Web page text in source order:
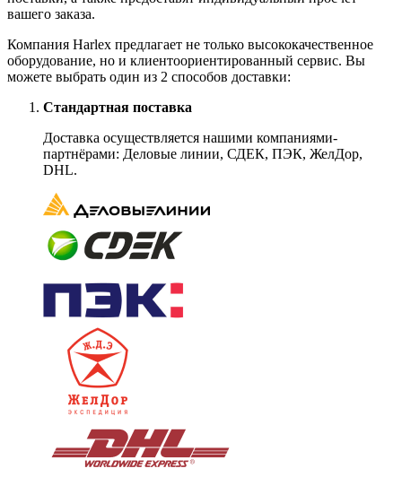
вашего заказа.
Компания Harlex предлагает не только высококачественное
оборудование, но и клиентоориентированный сервис. Вы
можете выбрать один из 2 способов доставки:
Стандартная поставка
Доставка осуществляется нашими компаниями-
партнёрами: Деловые линии, СДЕК, ПЭК, ЖелДор,
DHL.